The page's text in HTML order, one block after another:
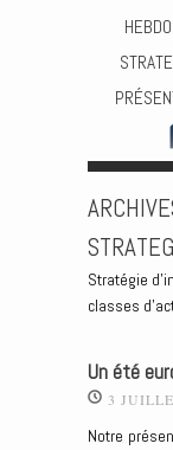
HEBDO
Stratégie
classes
Un été
3
Notre